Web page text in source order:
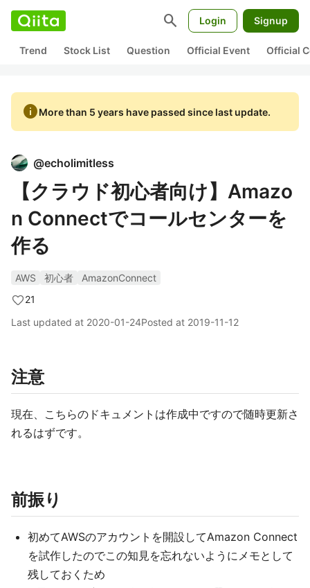
search Login Signup
Trend Stock List Question Official Event Official
infoMore than 5 years have passed since last update.
@echolimitless
【クラウド初心者向け】Amazo
n Connectでコールセンターを
作る
AWS 初心者
AmazonConnect
21
Last updated at 2020-01-24Posted at 2019-11-12
注意
現在、こちらのドキュメントは作成中ですので随時更新さ
れるはずです。
前振り
初めてAWSのアカウントを開設してAmazon Connect
を試作したのでこの知見を忘れないようにメモとして
残しておくため